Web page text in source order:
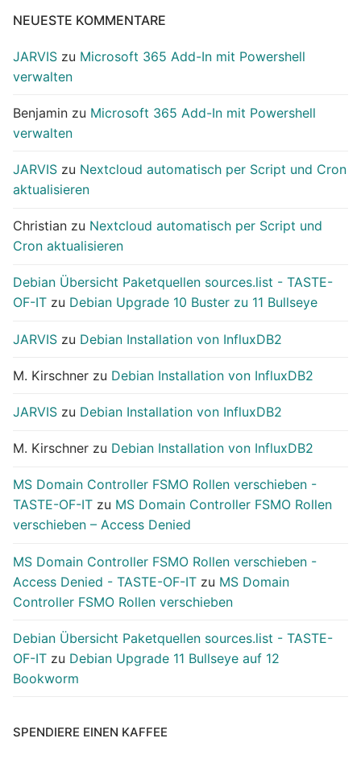
NEUESTE KOMMENTARE
JARVIS zu Microsoft 365 Add-In mit Powershell
verwalten
Benjamin zu Microsoft 365 Add-In mit Powershell
verwalten
JARVIS zu Nextcloud automatisch per Script und Cron
aktualisieren
Christian zu Nextcloud automatisch per Script und
Cron aktualisieren
Debian Übersicht Paketquellen sources.list - TASTE-
OF-IT zu Debian Upgrade 10 Buster zu 11 Bullseye
JARVIS zu Debian Installation von InfluxDB2
M. Kirschner zu Debian Installation von InfluxDB2
JARVIS zu Debian Installation von InfluxDB2
M. Kirschner zu Debian Installation von InfluxDB2
MS Domain Controller FSMO Rollen verschieben -
TASTE-OF-IT zu MS Domain Controller FSMO Rollen
verschieben – Access Denied
MS Domain Controller FSMO Rollen verschieben -
Access Denied - TASTE-OF-IT zu MS Domain
Controller FSMO Rollen verschieben
Debian Übersicht Paketquellen sources.list - TASTE-
OF-IT zu Debian Upgrade 11 Bullseye auf 12
Bookworm
SPENDIERE EINEN KAFFEE